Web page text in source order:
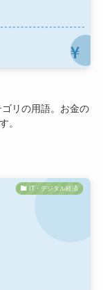
リの用語。お金の
。
IT・デジタル経済